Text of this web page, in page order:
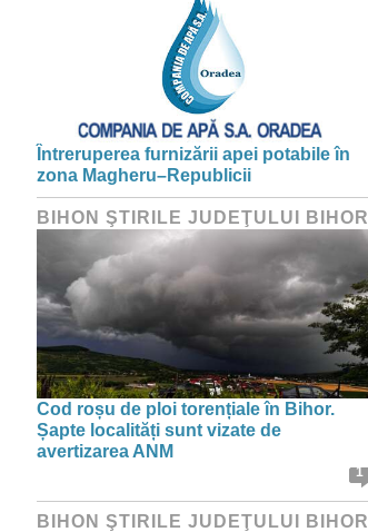
Întreruperea furnizării apei potabile în
zona Magheru–Republicii
BIHON ŞTIRILE JUDEŢULUI BIHOR
Cod roșu de ploi torențiale în Bihor.
Șapte localități sunt vizate de
avertizarea ANM
1
BIHON ŞTIRILE JUDEŢULUI BIHOR